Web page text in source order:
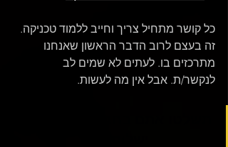
כל קושר מתחיל צריך וחייב ללמוד טכניקה.
זה בעצם לרוב הדבר הראשון שאנחנו
מתרכזים בו. לעתים לא שמים לב
לנקשר/ת. אבל אין מה לעשות.